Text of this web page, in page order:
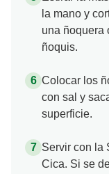
la mano y
una ñoquera
ñoquis.
Colocar los
con sal y
superficie.
Servir con la
Cica. Si se